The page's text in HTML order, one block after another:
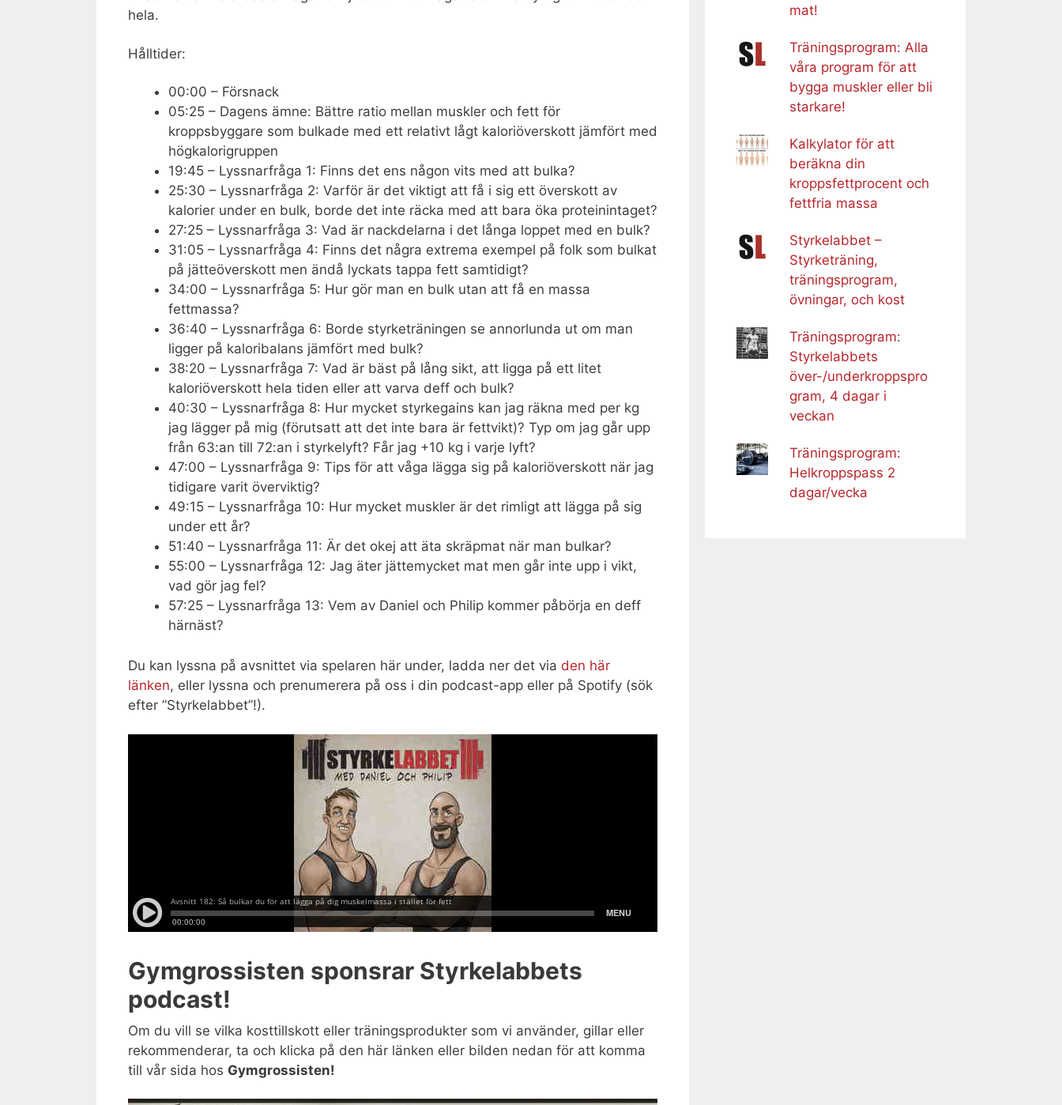
hela.
Hålltider:
00:00 – Försnack
05:25 – Dagens ämne: Bättre ratio mellan muskler och fett för
kroppsbyggare som bulkade med ett relativt lågt kaloriöverskott jämfört med
högkalorigruppen
19:45 – Lyssnarfråga 1: Finns det ens någon vits med att bulka?
25:30 – Lyssnarfråga 2: Varför är det viktigt att få i sig ett överskott av
kalorier under en bulk, borde det inte räcka med att bara öka proteinintaget?
27:25 – Lyssnarfråga 3: Vad är nackdelarna i det långa loppet med en bulk?
31:05 – Lyssnarfråga 4: Finns det några extrema exempel på folk som bulkat
på jätteöverskott men ändå lyckats tappa fett samtidigt?
34:00 – Lyssnarfråga 5: Hur gör man en bulk utan att få en massa
fettmassa?
36:40 – Lyssnarfråga 6: Borde styrketräningen se annorlunda ut om man
ligger på kaloribalans jämfört med bulk?
38:20 – Lyssnarfråga 7: Vad är bäst på lång sikt, att ligga på ett litet
kaloriöverskott hela tiden eller att varva deff och bulk?
40:30 – Lyssnarfråga 8: Hur mycket styrkegains kan jag räkna med per kg
jag lägger på mig (förutsatt att det inte bara är fettvikt)? Typ om jag går upp
från 63:an till 72:an i styrkelyft? Får jag +10 kg i varje lyft?
47:00 – Lyssnarfråga 9: Tips för att våga lägga sig på kaloriöverskott när jag
tidigare varit överviktig?
49:15 – Lyssnarfråga 10: Hur mycket muskler är det rimligt att lägga på sig
under ett år?
51:40 – Lyssnarfråga 11: Är det okej att äta skräpmat när man bulkar?
55:00 – Lyssnarfråga 12: Jag äter jättemycket mat men går inte upp i vikt,
vad gör jag fel?
57:25 – Lyssnarfråga 13: Vem av Daniel och Philip kommer påbörja en deff
härnäst?
Du kan lyssna på avsnittet via spelaren här under, ladda ner det via den här
länken, eller lyssna och prenumerera på oss i din podcast-app eller på Spotify (sök
efter ”Styrkelabbet”!).
Gymgrossisten sponsrar Styrkelabbets
podcast!
Om du vill se vilka kosttillskott eller träningsprodukter som vi använder, gillar eller
rekommenderar, ta och klicka på den här länken eller bilden nedan för att komma
till vår sida hos Gymgrossisten!
mat!
Träningsprogram: Alla
våra program för att
bygga muskler eller bli
starkare!
Kalkylator för att
beräkna din
kroppsfettprocent och
fettfria massa
Styrkelabbet –
Styrketräning,
träningsprogram,
övningar, och kost
Träningsprogram:
Styrkelabbets
över-/underkroppspro
gram, 4 dagar i
veckan
Träningsprogram:
Helkroppspass 2
dagar/vecka